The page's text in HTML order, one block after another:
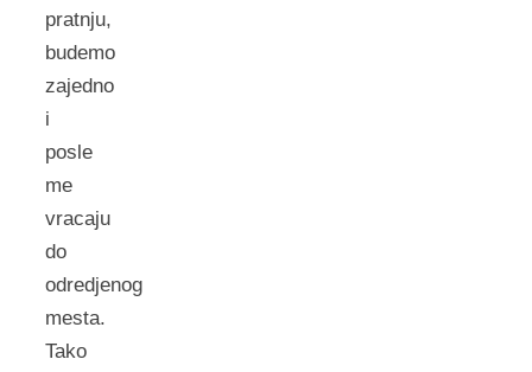
pratnju,
budemo
zajedno
i
posle
me
vracaju
do
odredjenog
mesta.
Tako